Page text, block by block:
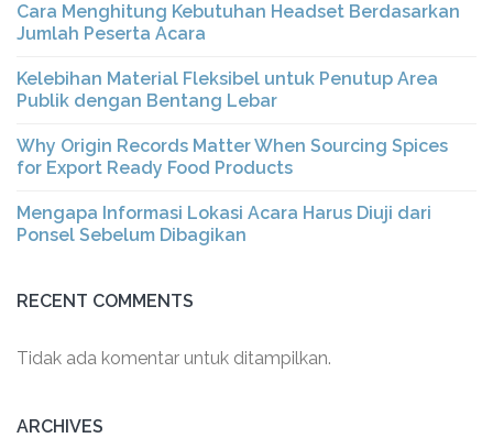
Cara Menghitung Kebutuhan Headset Berdasarkan
Jumlah Peserta Acara
Kelebihan Material Fleksibel untuk Penutup Area
Publik dengan Bentang Lebar
Why Origin Records Matter When Sourcing Spices
for Export Ready Food Products
Mengapa Informasi Lokasi Acara Harus Diuji dari
Ponsel Sebelum Dibagikan
RECENT COMMENTS
Tidak ada komentar untuk ditampilkan.
ARCHIVES